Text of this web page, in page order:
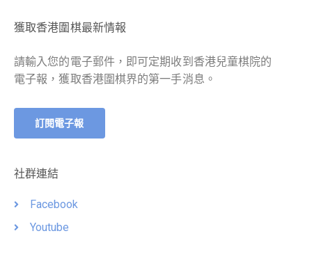
獲取香港圍棋最新情報
請輸入您的電子郵件，即可定期收到香港兒童棋院的
電子報，獲取香港圍棋界的第一手消息。
訂閱電子報
社群連結
Facebook
Youtube